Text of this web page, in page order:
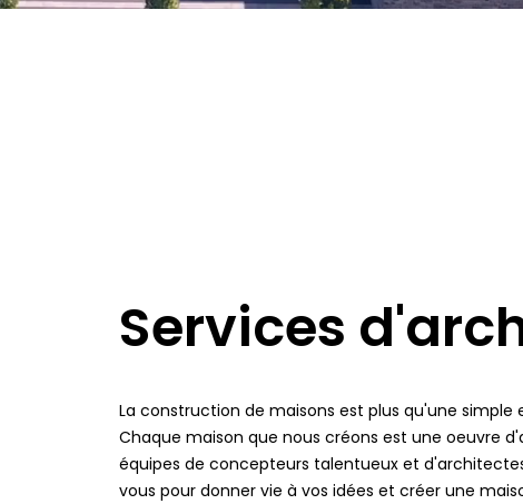
Services
La construction de maisons est plus qu'une simple
Chaque maison que nous créons est une oeuvre
équipes de concepteurs talentueux et
vous pour donner vie à vos idées et créer une